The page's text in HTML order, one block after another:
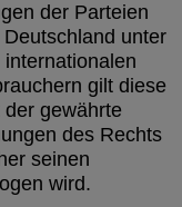
der Parteien
unter
gilt diese
gewährte
des Rechts
seinen
wird.